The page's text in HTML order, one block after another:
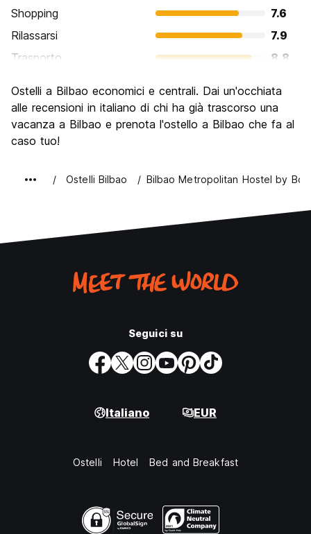
Shopping
7.6
Rilassarsi
7.9
Trasporto
8.8
Luoghi di interesse culturale
8.8
Festa / Vita notturna
7.5
Qualita' Prezzo
Ostelli a Bilbao economici e centrali. Dai un'occhiata
alle recensioni in italiano di chi ha già trascorso una
vacanza a Bilbao e prenota l'ostello a Bilbao che fa al
caso tuo!
Ostelli Bilbao Bilbao Metropolitan Hostel by
Seguici su
Italiano EUR
Ostelli Hotel Bed and Breakfast